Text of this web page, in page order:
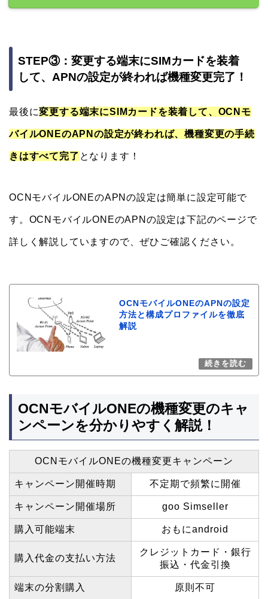
STEP③：変更する端末にSIMカードを装着
して、APNの設定が終われば機種変更完了！
最後に変更する端末にSIMカードを装着して、OCNモ
バイルONEのAPNの設定が終われば、機種変更の手続
きはすべて完了 となります！
OCNモバイルONEのAPNの設定は簡単に設定可能で
す。OCNモバイルONEのAPNの設定は下記のページで
詳しく解説していますので、ぜひご確認ください。
OCNモバイルONEのAPNの設定
方法と構成プロファイルを徹底
解説
OCNモバイルONEの機種変更のキャ
ンペーンを分かりやすく解説！
OCNモバイルONEの機種変更キャンペーン
キャンペーン開催時期 不定期で頻繁に開催
キャンペーン開催場所 goo Simseller
購入可能端末 おもにandroid
購入代金の支払い方法
クレジットカード・銀行
振込・代金引換
端末の分割購入 原則不可